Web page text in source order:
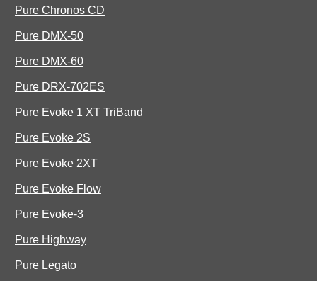
Pure Chronos CD
Pure DMX-50
Pure DMX-60
Pure DRX-702ES
Pure Evoke 1 XT TriBand
Pure Evoke 2S
Pure Evoke 2XT
Pure Evoke Flow
Pure Evoke-3
Pure Highway
Pure Legato